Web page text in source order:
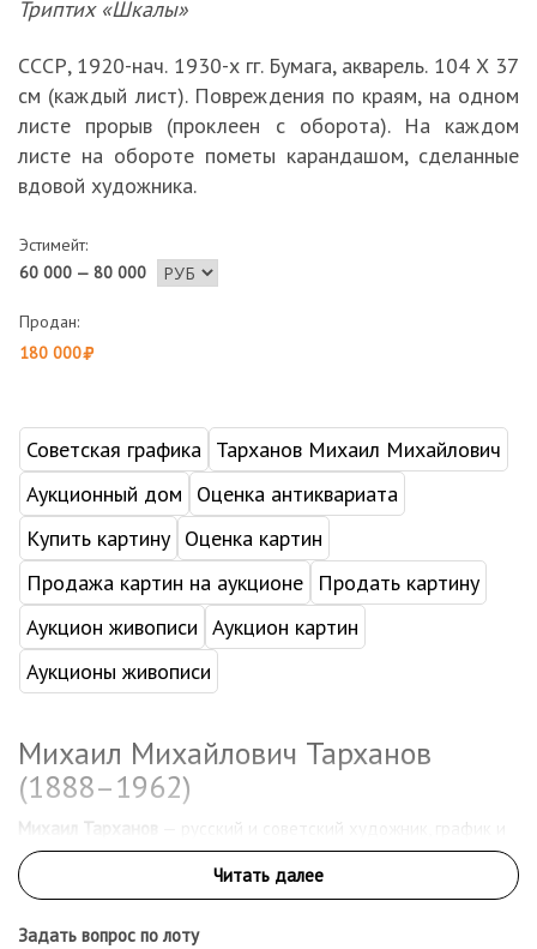
Триптих «Шкалы»
СССР, 1920-нач. 1930-х гг. Бумага, акварель. 104 Х 37
см (каждый лист). Повреждения по краям, на одном
листе прорыв (проклеен с оборота). На каждом
листе на обороте пометы карандашом, сделанные
вдовой художника.
Эстимейт:
60 000 — 80 000
Продан:
180 000
Советская графика Тарханов Михаил Михайлович
Аукционный дом
Оценка антиквариата
Купить картину Оценка картин
Продажа картин на аукционе
Продать картину
Аукцион живописи Аукцион картин
Аукционы живописи
Михаил Михайлович Тарханов
(1888–1962)
Михаил Тарханов
— русский и советский художник, график и
педагог. Один из ярких представителей раннего русского
авангарда, он прошёл путь от художественных
экспериментов начала XX века до спокойной, вдумчивой
живописи более позднего времени. Его творчество интересно
Задать вопрос по лоту